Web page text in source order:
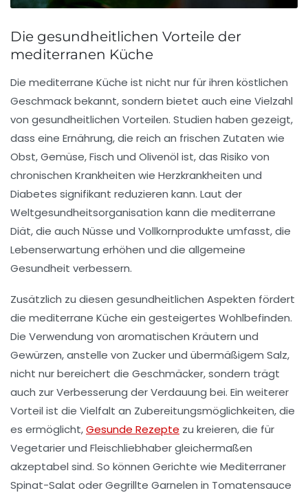
Die gesundheitlichen Vorteile der
mediterranen Küche
Die mediterrane Küche ist nicht nur für ihren köstlichen
Geschmack bekannt, sondern bietet auch eine Vielzahl
von gesundheitlichen Vorteilen. Studien haben gezeigt,
dass eine Ernährung, die reich an frischen Zutaten wie
Obst, Gemüse, Fisch und Olivenöl ist, das Risiko von
chronischen Krankheiten wie Herzkrankheiten und
Diabetes signifikant reduzieren kann. Laut der
Weltgesundheitsorganisation kann die mediterrane
Diät, die auch Nüsse und Vollkornprodukte umfasst, die
Lebenserwartung erhöhen und die allgemeine
Gesundheit verbessern.
Zusätzlich zu diesen gesundheitlichen Aspekten fördert
die mediterrane Küche ein gesteigertes Wohlbefinden.
Die Verwendung von aromatischen Kräutern und
Gewürzen, anstelle von Zucker und übermäßigem Salz,
nicht nur bereichert die Geschmäcker, sondern trägt
auch zurVerbesserung der Verdauung bei. Ein weiterer
Vorteil ist die Vielfalt an Zubereitungsmöglichkeiten, die
es ermöglicht,Gesunde Rezepte zu kreieren, die für
Vegetarier und Fleischliebhaber gleichermaßen
akzeptabel sind. So können Gerichte wie Mediterraner
Spinat-Salat oderGegrillte Garnelen in Tomatensauce